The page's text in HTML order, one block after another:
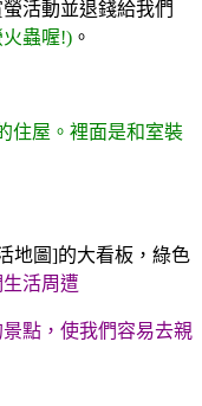
活動並退錢給我們
蟲喔!) 。
住屋。裡面是和室裝
地圖]的大看板，綠色
活周遭
點，使我們容易去親